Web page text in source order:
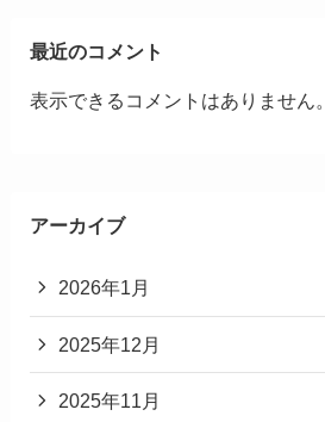
最近のコメント
表示できるコメントはありません。
アーカイブ
2026年1月
2025年12月
2025年11月